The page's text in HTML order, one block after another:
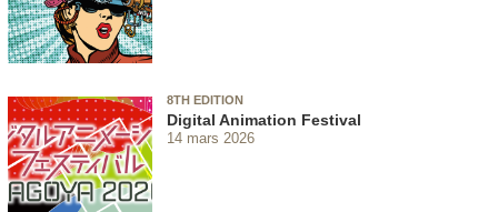
8TH EDITION
Digital Animation Festival
14 mars 2026